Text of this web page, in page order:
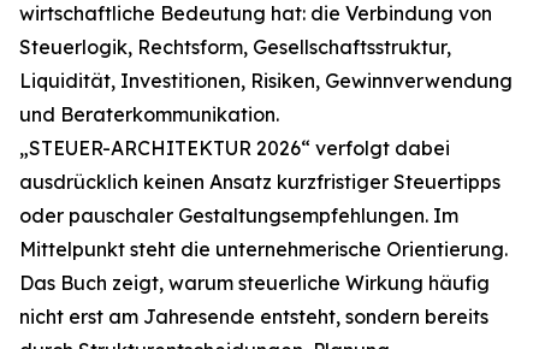
wirtschaftliche Bedeutung hat: die Verbindung von
Steuerlogik, Rechtsform, Gesellschaftsstruktur,
Liquidität, Investitionen, Risiken, Gewinnverwendung
und Beraterkommunikation.
„STEUER-ARCHITEKTUR 2026“ verfolgt dabei
ausdrücklich keinen Ansatz kurzfristiger Steuertipps
oder pauschaler Gestaltungsempfehlungen. Im
Mittelpunkt steht die unternehmerische Orientierung.
Das Buch zeigt, warum steuerliche Wirkung häufig
nicht erst am Jahresende entsteht, sondern bereits